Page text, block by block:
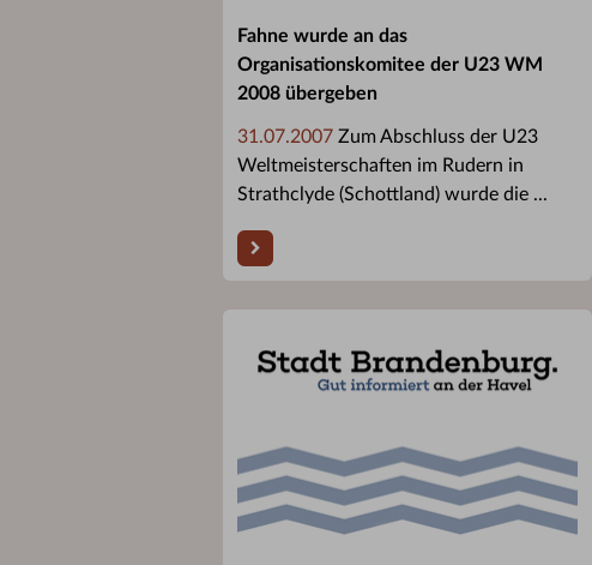
Fahne wurde an das
Organisationskomitee der U23 WM
2008 übergeben
31.07.2007 Zum Abschluss der U23
Weltmeisterschaften im Rudern in
Strathclyde (Schottland) wurde die ...